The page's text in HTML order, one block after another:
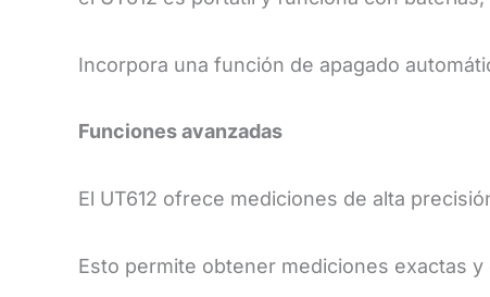
Incorpora una función de apagado
​Funciones avanzadas
​El UT612 ofrece mediciones de alta
Esto permite obtener mediciones exactas